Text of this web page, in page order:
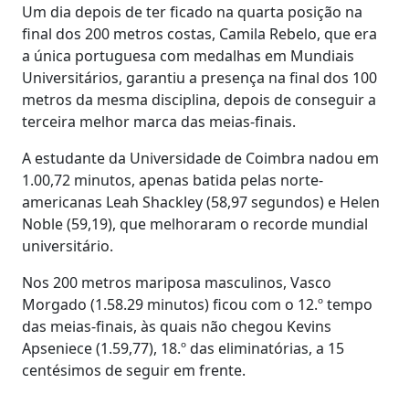
Um dia depois de ter ficado na quarta posição na
final dos 200 metros costas, Camila Rebelo, que era
a única portuguesa com medalhas em Mundiais
Universitários, garantiu a presença na final dos 100
metros da mesma disciplina, depois de conseguir a
terceira melhor marca das meias-finais.
A estudante da Universidade de Coimbra nadou em
1.00,72 minutos, apenas batida pelas norte-
americanas Leah Shackley (58,97 segundos) e Helen
Noble (59,19), que melhoraram o recorde mundial
universitário.
Nos 200 metros mariposa masculinos, Vasco
Morgado (1.58.29 minutos) ficou com o 12.º tempo
das meias-finais, às quais não chegou Kevins
Apseniece (1.59,77), 18.º das eliminatórias, a 15
centésimos de seguir em frente.